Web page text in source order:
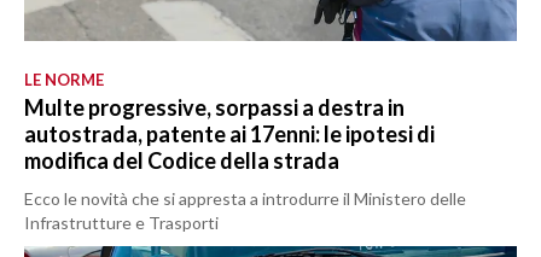
LE NORME
Multe progressive, sorpassi a destra in
autostrada, patente ai 17enni: le ipotesi di
modifica del Codice della strada
Ecco le novità che si appresta a introdurre il Ministero delle
Infrastrutture e Trasporti